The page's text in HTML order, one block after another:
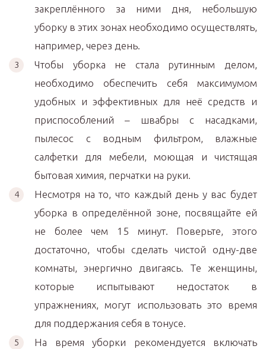
закреплённого за ними дня, небольшую
уборку в этих зонах необходимо осуществлять,
например, через день.
Чтобы уборка не стала рутинным делом,
необходимо обеспечить себя максимумом
удобных и эффективных для неё средств и
приспособлений – швабры с насадками,
пылесос с водным фильтром, влажные
салфетки для мебели, моющая и чистящая
бытовая химия, перчатки на руки.
Несмотря на то, что каждый день у вас будет
уборка в определённой зоне, посвящайте ей
не более чем 15 минут. Поверьте, этого
достаточно, чтобы сделать чистой одну-две
комнаты, энергично двигаясь. Те женщины,
которые испытывают недостаток в
упражнениях, могут использовать это время
для поддержания себя в тонусе.
На время уборки рекомендуется включать